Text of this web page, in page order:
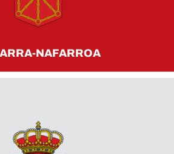
NAFARROA